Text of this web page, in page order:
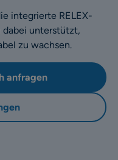
integrierte RELEX-
dabei unterstützt,
zu wachsen.
anfragen